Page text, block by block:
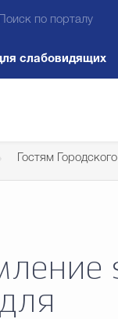
слабовидящих
Новости
Гостям